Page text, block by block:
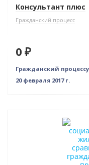
Консультант плюс
Гражданский процесс
0 ₽
Гражданский
20 февраля 2017 г.